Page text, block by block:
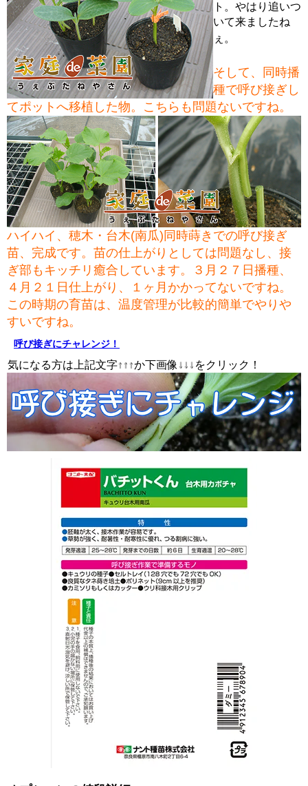
ト。やはり追いつ
いて来ましたね
ぇ。
そして、同時播
種で呼び接ぎし
てポットへ移植した物。こちらも問題ないですね。
ハイハイ、穂木・台木(南瓜)同時蒔きでの呼び接ぎ
苗、完成です。苗の仕上がりとしては問題なし、接
ぎ部もキッチリ癒合しています。３月２７日播種、
４月２１日仕上がり、１ヶ月かかってないですね。
この時期の育苗は、温度管理が比較的簡単でやりや
すいですね。
呼び接ぎにチャレンジ！
気になる方は上記文字↑↑↑か下画像↓↓↓をクリック！